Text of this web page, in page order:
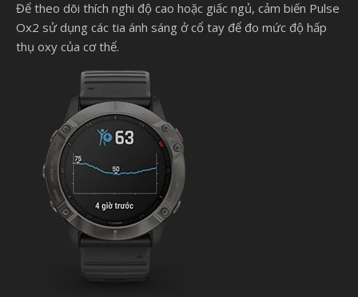
Để theo dõi thích nghi độ cao hoặc giấc ngủ, cảm biến Pulse
Ox2 sử dụng các tia ánh sáng ở cổ tay để đo mức độ hấp
thụ oxy của cơ thể.